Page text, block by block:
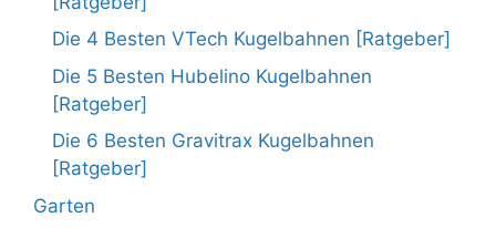
Die 4 Besten VTech Kugelbahnen [Ratgeber]
Die 5 Besten Hubelino Kugelbahnen
[Ratgeber]
Die 6 Besten Gravitrax Kugelbahnen
[Ratgeber]
Garten